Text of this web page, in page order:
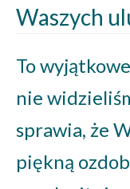
Waszych
To
nie
sprawia, że
piękną